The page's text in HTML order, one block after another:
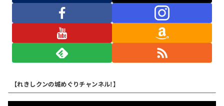
【れきしクンの城めぐりチャンネル!】